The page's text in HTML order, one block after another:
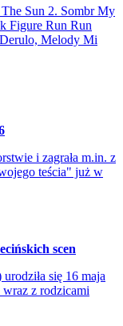
Sun 2. Sombr My
Figure Run Run
Melody Mi
i zagrała m.in. z
teścia" już w
scen
się 16 maja
z rodzicami